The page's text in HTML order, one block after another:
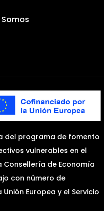
del programa de fomento
vulnerables en el
de Economía
con número de
Europea y el Servicio